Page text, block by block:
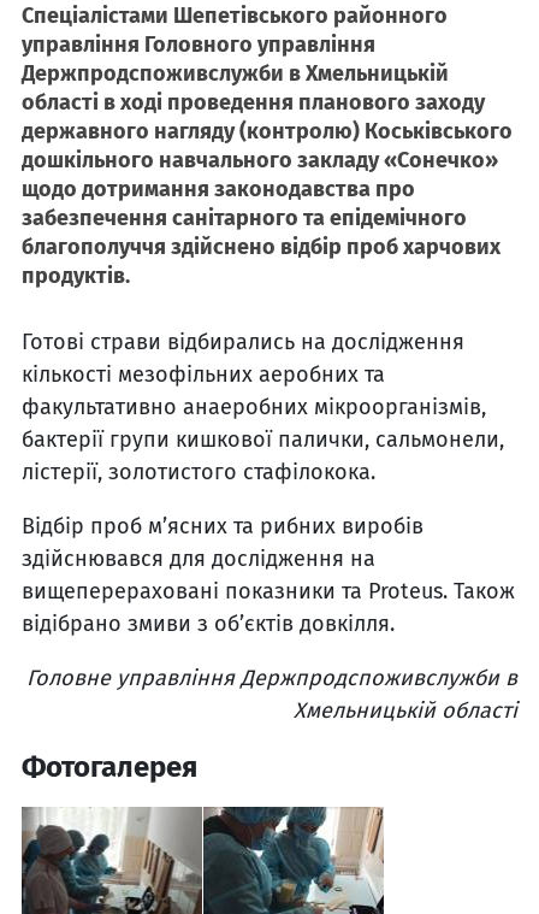
Спеціалістами Шепетівського районного
управління Головного управління
Держпродспоживслужби в Хмельницькій
області в ході проведення планового заходу
державного нагляду (контролю) Коськівського
дошкільного навчального закладу «Сонечко»
щодо дотримання законодавства про
забезпечення санітарного та епідемічного
благополуччя здійснено відбір проб харчових
продуктів.
Готові страви відбирались на дослідження
кількості мезофільних аеробних та
факультативно анаеробних мікроорганізмів,
бактерії групи кишкової палички, сальмонели,
лістерії, золотистого стафілокока.
Відбір проб м’ясних та рибних виробів
здійснювався для дослідження на
вищеперераховані показники та Proteus. Також
відібрано змиви з об’єктів довкілля.
Головне управління Держпродспоживслужби в
Хмельницькій області
Фотогалерея